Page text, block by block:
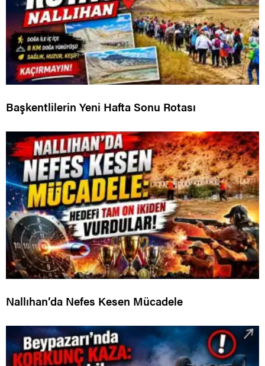
Başkentlilerin Yeni Hafta Sonu Rotası
Nallıhan’da Nefes Kesen Mücadele